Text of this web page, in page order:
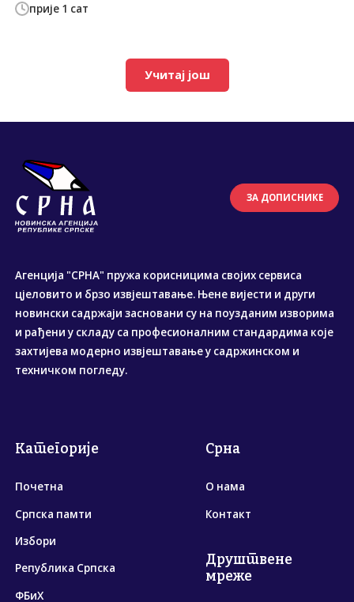
прије 1 сат
Учитај још
ЗА ДОПИСНИКЕ
Агенција "СРНА" пружа корисницима својих сервиса
цјеловито и брзо извјештавање. Њене вијести и други
новински садржаји засновани су на поузданим изворима
и рађени у складу са професионалним стандардима које
захтијева модерно извјештавање у садржинском и
техничком погледу.
Категорије
Почетна
Српска памти
Избори
Република Српска
ФБиХ
Срна
О нама
Контакт
Друштвене
мреже